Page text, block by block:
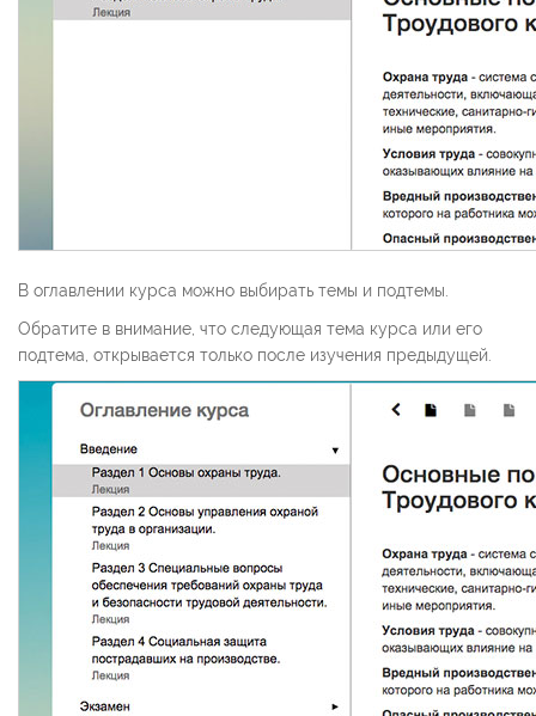
В оглавлении курса можно выбирать темы и подтемы.
Обратите в внимание, что следующая тема курса или его
подтема, открывается только после изучения предыдущей.